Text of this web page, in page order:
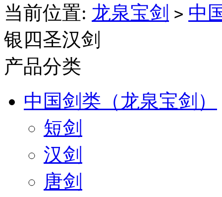
当前位置: 龙泉宝剑 > 中
银四圣汉剑
产品分类
中国剑类（龙泉宝剑）
短剑
汉剑
唐剑